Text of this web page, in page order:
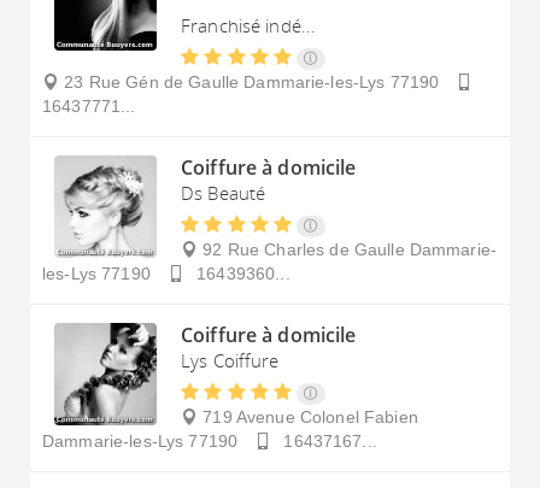
Franchisé indé...
23 Rue Gén de Gaulle Dammarie-les-Lys 77190
16437771...
Coiffure à domicile
Ds Beauté
92 Rue Charles de Gaulle Dammarie-
les-Lys 77190 16439360...
Coiffure à domicile
Lys Coiffure
719 Avenue Colonel Fabien
Dammarie-les-Lys 77190 16437167...